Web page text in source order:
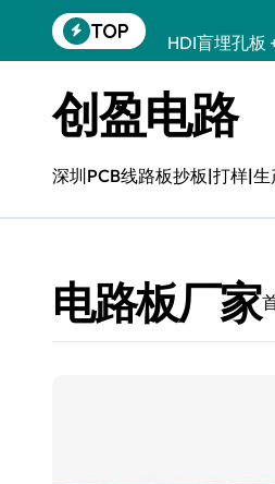
到
TOP
HDI盲埋孔板
六层二阶HDI
一阶hdi六层
好用的HDI盲
HDI盲埋孔板
创盈电路
深圳PCB线路板抄板|打样|生
电路板厂家